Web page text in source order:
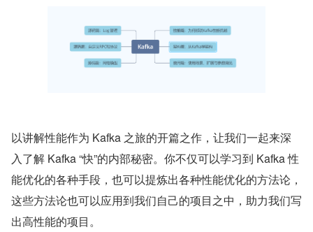
以讲解性能作为 Kafka 之旅的开篇之作，让我们一起来深
入了解 Kafka “快”的内部秘密。你不仅可以学习到 Kafka 性
能优化的各种手段，也可以提炼出各种性能优化的方法论，
这些方法论也可以应用到我们自己的项目之中，助力我们写
出高性能的项目。